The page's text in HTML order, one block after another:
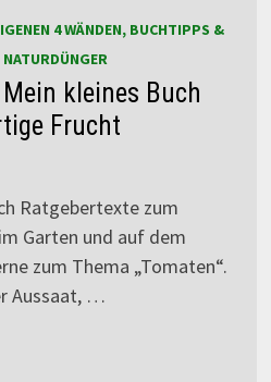
4 WÄNDEN, BUCHTIPPS &
NATURDÜNGER
kleines Buch
Frucht
Ratgebertexte zum
Garten und auf dem
zum Thema „Tomaten“.
Aussaat, …